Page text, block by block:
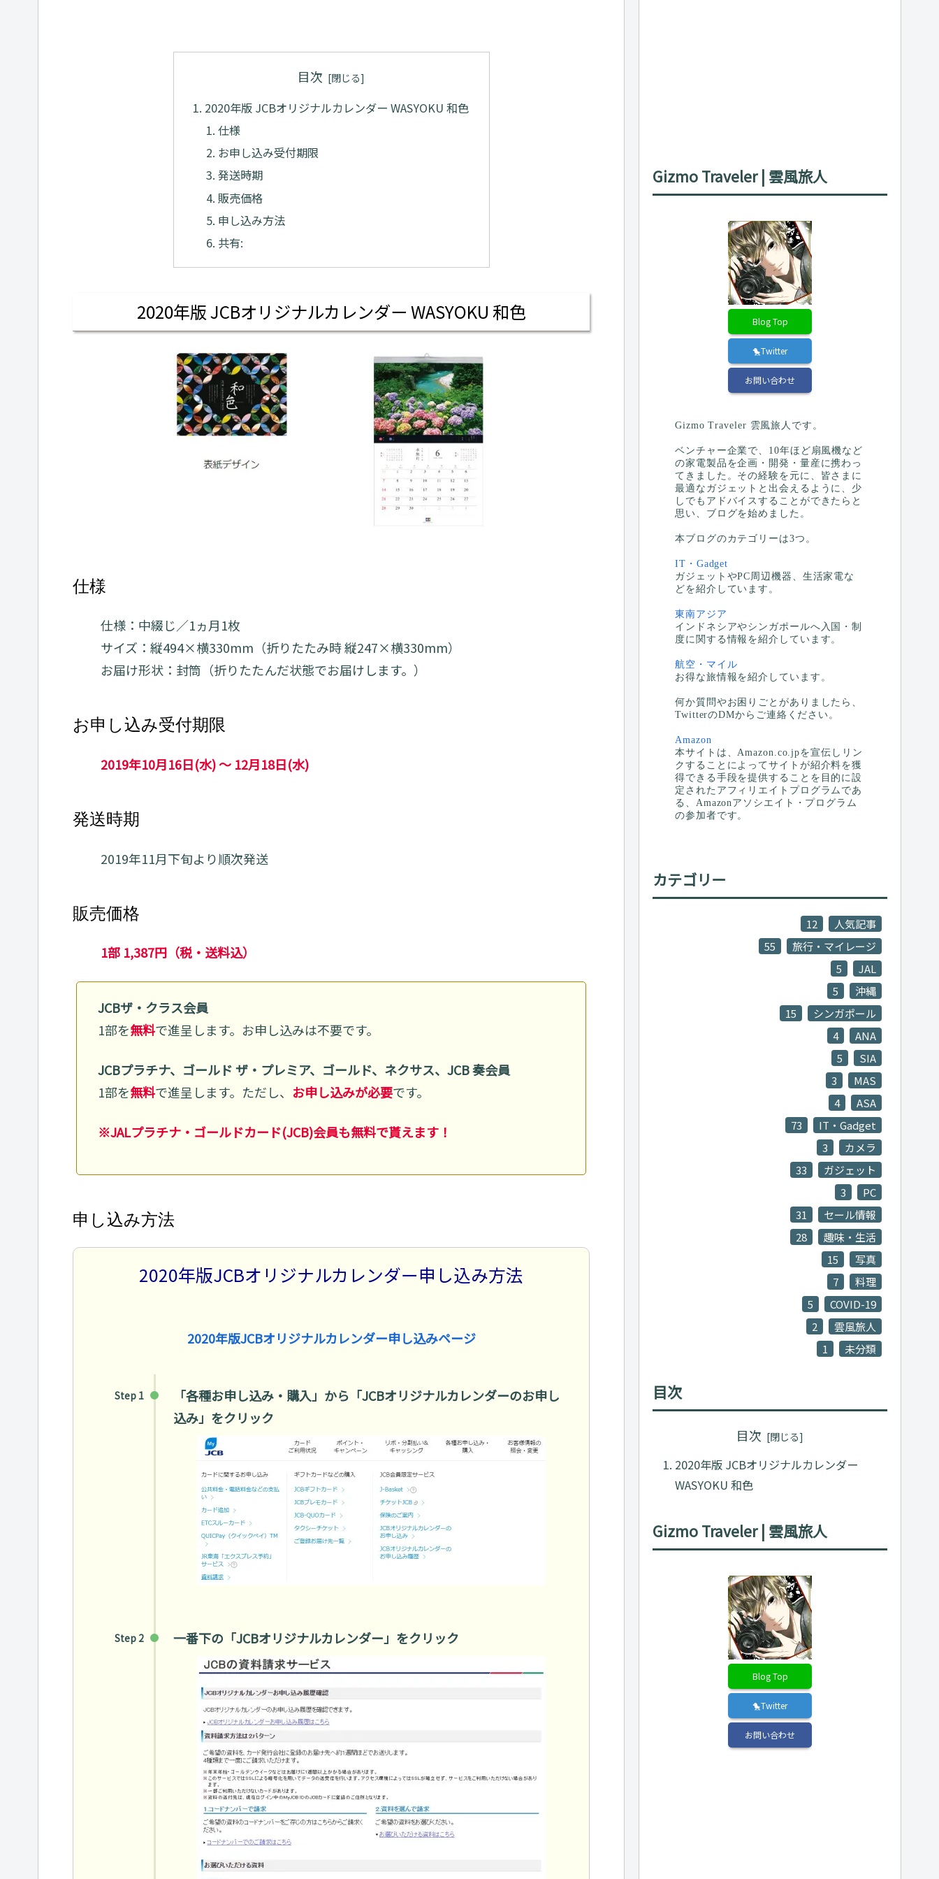
目次
2020年版 JCBオリジナルカレンダー WASYOKU 和色
仕様
お申し込み受付期限
発送時期
販売価格
申し込み方法
共有:
2020年版 JCBオリジナルカレンダー WASYOKU 和色
仕様
仕様：中綴じ／1ヵ月1枚
サイズ：縦494×横330mm（折りたたみ時 縦247×横330mm）
お届け形状：封筒（折りたたんだ状態でお届けします。）
お申し込み受付期限
2019年10月16日(水) ～ 12月18日(水)
発送時期
2019年11月下旬より順次発送
販売価格
1部 1,387円（税・送料込）
JCBザ・クラス会員
1部を無料で進呈します。お申し込みは不要です。
JCBプラチナ、ゴールド ザ・プレミア、ゴールド、ネクサス、JCB 奏会員
1部を無料で進呈します。ただし、 お申し込みが必要です。
※JALプラチナ・ゴールドカード(JCB)会員も無料で貰えます！
申し込み方法
2020年版JCBオリジナルカレンダー申し込み方法
2020年版JCBオリジナルカレンダー申し込みページ
Step 1
「各種お申し込み・購入」から「JCBオリジナルカレンダーのお申し
込み」をクリック
Step 2 一番下の「JCBオリジナルカレンダー」をクリック
Gizmo Traveler | 雲風旅人
Blog Top
🐤Twitter
お問い合わせ
Gizmo Traveler 雲風旅人です。
ベンチャー企業で、10年ほど扇風機など
の家電製品を企画・開発・量産に携わっ
てきました。その経験を元に、皆さまに
最適なガジェットと出会えるように、少
しでもアドバイスすることができたらと
思い、ブログを始めました。
本ブログのカテゴリーは3つ。
IT・Gadget
ガジェットやPC周辺機器、生活家電な
どを紹介しています。
東南アジア
インドネシアやシンガポールへ入国・制
度に関する情報を紹介しています。
航空・マイル
お得な旅情報を紹介しています。
何か質問やお困りごとがありましたら、
TwitterのDMからご連絡ください。
Amazon
本サイトは、Amazon.co.jpを宣伝しリン
クすることによってサイトが紹介料を獲
得できる手段を提供することを目的に設
定されたアフィリエイトプログラムであ
る、Amazonアソシエイト・プログラム
の参加者です。
カテゴリー
人気記事
12
旅行・マイレージ
55
JAL
5
沖縄
5
シンガポール
15
ANA
4
SIA
5
MAS
3
ASA
4
IT・Gadget
73
カメラ
3
ガジェット
33
PC
3
セール情報
31
趣味・生活
28
写真
15
料理
7
COVID-19
5
雲風旅人
2
未分類
1
目次
目次
2020年版 JCBオリジナルカレンダー
WASYOKU 和色
Gizmo Traveler | 雲風旅人
Blog Top
🐤Twitter
お問い合わせ